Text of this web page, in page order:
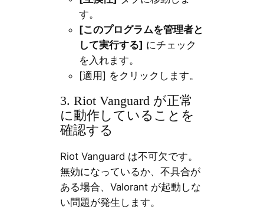
す。
[このプログラムを管理者と
して実行する] にチェック
を入れます。
[適用] をクリックします。
3. Riot Vanguard が正常
に動作していることを
確認する
Riot Vanguard は不可欠です。
無効になっているか、不具合が
ある場合、Valorant が起動しな
い問題が発生します。